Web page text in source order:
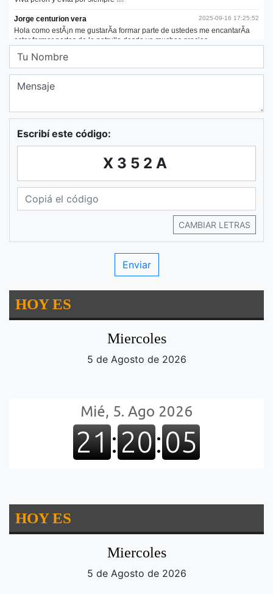
Escribí este código:
X352A
CAMBIAR LETRAS
HOY ES
Miercoles
5 de Agosto de 2026
HOY ES
Miercoles
5 de Agosto de 2026